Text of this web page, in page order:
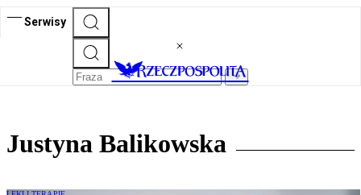
Serwisy
Justyna Balikowska